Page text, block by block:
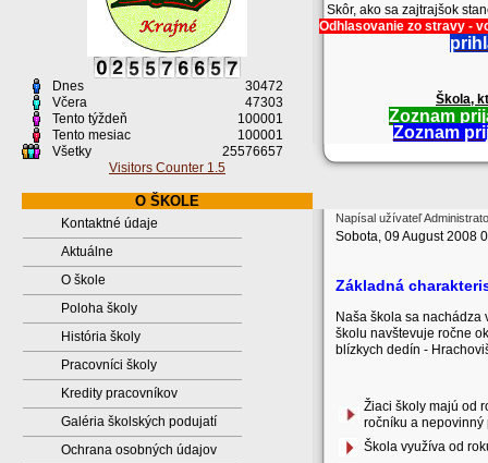
Dnes
30472
Včera
47303
Tento týždeň
100001
Tento mesiac
100001
Všetky
25576657
Visitors Counter 1.5
O ŠKOLE
Kontaktné údaje
Aktuálne
O škole
Poloha školy
História školy
Pracovníci školy
Kredity pracovníkov
Galéria školských podujatí
Ochrana osobných údajov
Skôr, ako sa zajtrajšok
Odhlasovanie zo stravy -
Škola,
Zoznam
Zoznam
Napísal užívateľ
Sobota, 09 August 2008
Základná
Naša škola sa nachádza
školu navštevuje ročne
blízkych dedín -
Žiaci školy majú od
ročníku a nepovinný
Škola využíva od